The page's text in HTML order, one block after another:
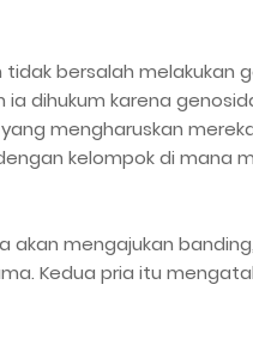
bersalah melakukan
ia dihukum karena
mengharuskan
kelompok di mana
mengajukan
Kedua pria itu